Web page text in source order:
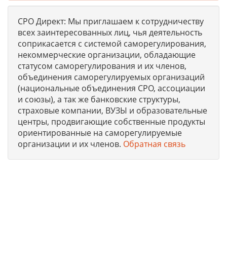
СРО Директ: Мы приглашаем к сотрудничеству
всех заинтересованных лиц, чья деятельность
соприкасается с системой саморегулирования,
некоммерческие организации, обладающие
статусом саморегулирования и их членов,
объединения саморегулируемых организаций
(национальные объединения СРО, ассоциации
и союзы), а так же банковские структуры,
страховые компании, ВУЗЫ и образовательные
центры, продвигающие собственные продукты
ориентированные на саморегулируемые
организации и их членов. Обратная связь